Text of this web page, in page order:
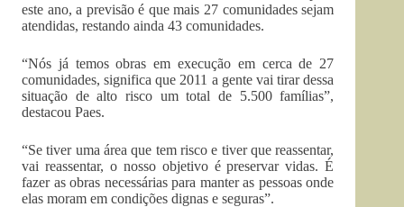
este ano, a previsão é que mais 27 comunidades sejam
atendidas, restando ainda 43 comunidades.
“Nós já temos obras em execução em cerca de 27
comunidades, significa que 2011 a gente vai tirar dessa
situação de alto risco um total de 5.500 famílias”,
destacou Paes.
“Se tiver uma área que tem risco e tiver que reassentar,
vai reassentar, o nosso objetivo é preservar vidas. É
fazer as obras necessárias para manter as pessoas onde
elas moram em condições dignas e seguras”.